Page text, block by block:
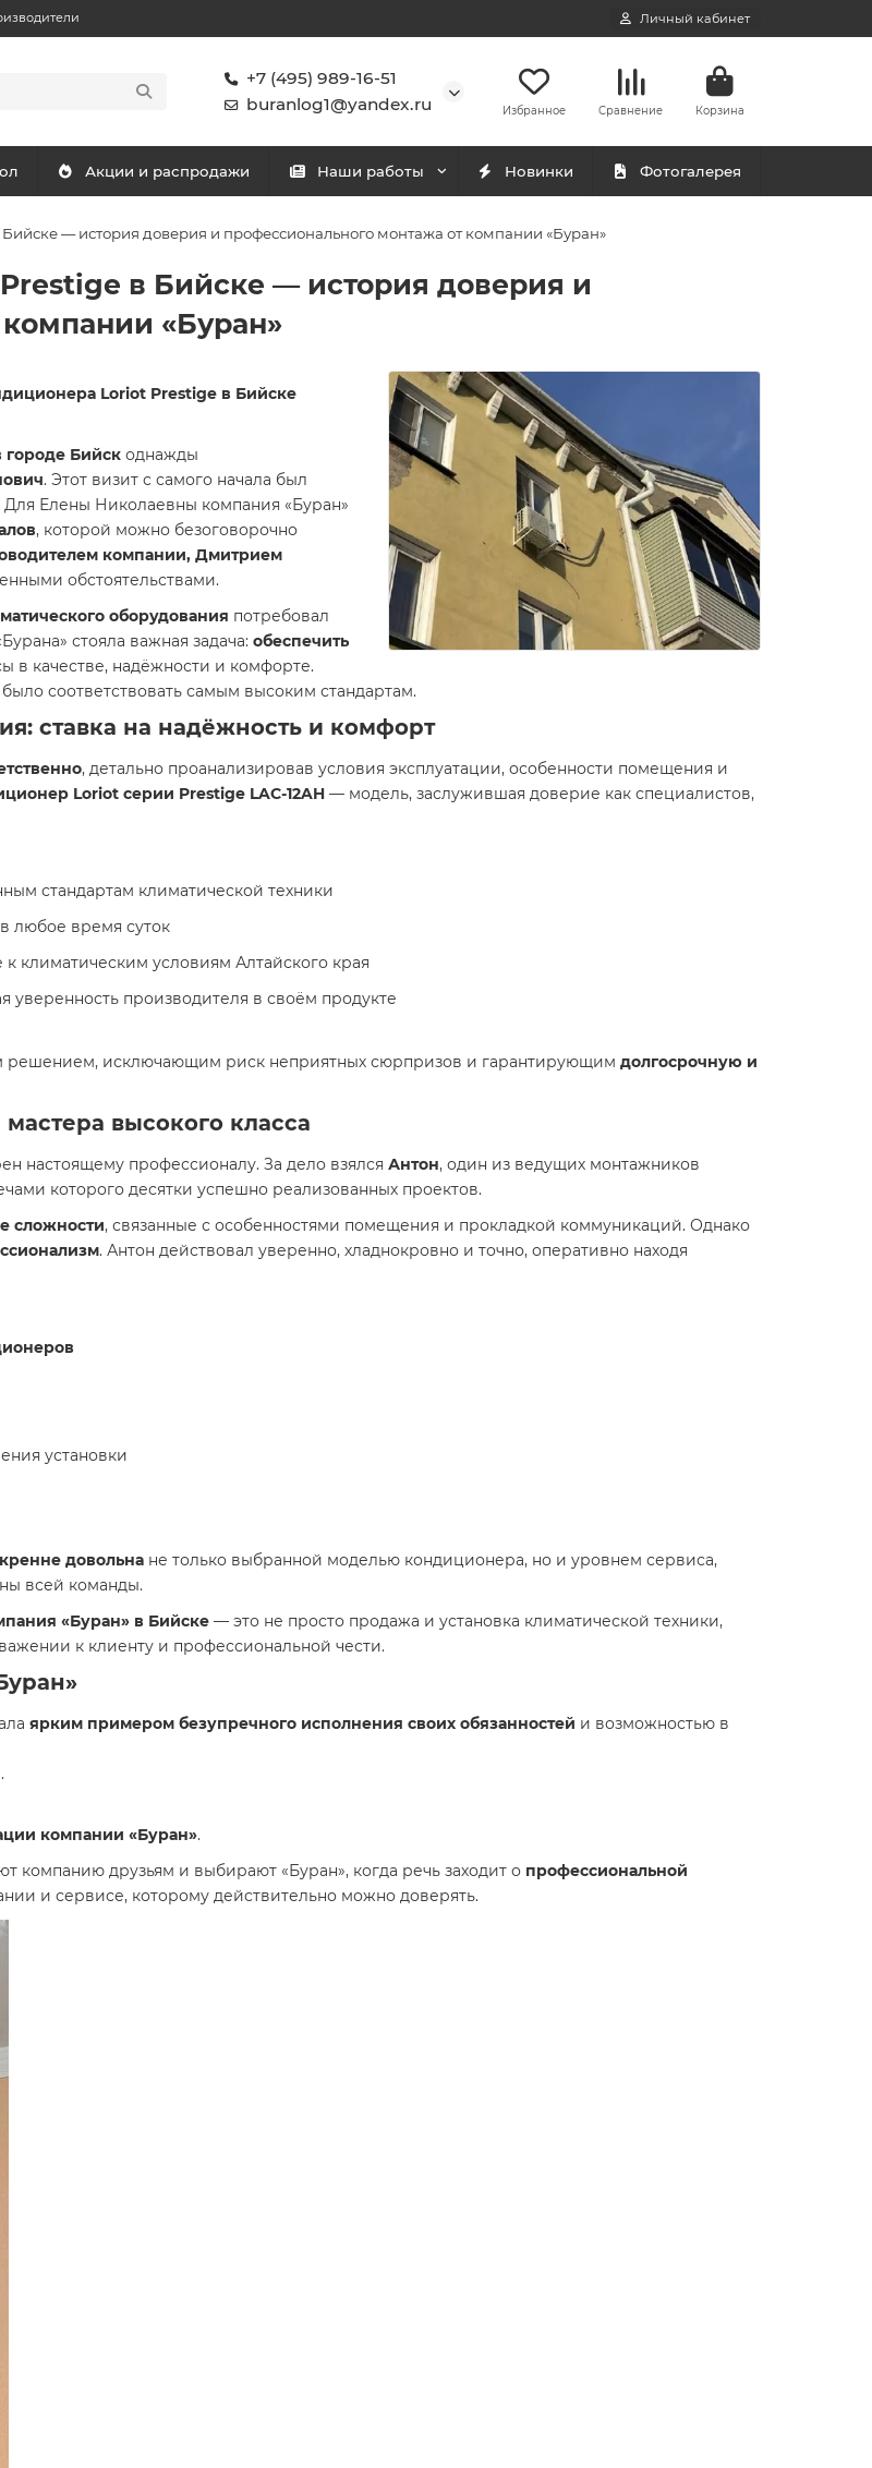
Личный кабинет
+7 (495) 989-16-51
buranlog1@yandex.ru
Избранное Сравнение Корзина
Акции и распродажи Наши работы Новинки Фотогалерея
— история доверия и профессионального монтажа от компании «Буран»
в Бийске — история доверия и
«Буран»
Loriot Prestige в Бийске
городе Бийск однажды
. Этот визит с самого начала был
Елены Николаевны компания «Буран»
, которой можно безоговорочно
компании, Дмитрием
обстоятельствами.
оборудования потребовал
стояла важная задача: обеспечить
качестве, надёжности и комфорте.
соответствовать самым высоким стандартам.
ставка на надёжность и комфорт
, детально проанализировав условия эксплуатации, особенности помещения и
Loriot серии Prestige LAC-12AH — модель, заслужившая доверие как специалистов,
стандартам климатической техники
любое время суток
к климатическим условиям Алтайского края
уверенность производителя в своём продукте
решением, исключающим риск неприятных сюрпризов и гарантирующим долгосрочную и
высокого класса
настоящему профессионалу. За дело взялся Антон, один из ведущих монтажников
которого десятки успешно реализованных проектов.
сложности, связанные с особенностями помещения и прокладкой коммуникаций. Однако
. Антон действовал уверенно, хладнокровно и точно, оперативно находя
установки
довольна не только выбранной моделью кондиционера, но и уровнем сервиса,
всей команды.
«Буран» в Бийске — это не просто продажа и установка климатической техники,
к клиенту и профессиональной чести.
ярким примером безупречного исполнения своих обязанностей и возможностью в
.
компании «Буран».
компанию друзьям и выбирают «Буран», когда речь заходит о профессиональной
и сервисе, которому действительно можно доверять.